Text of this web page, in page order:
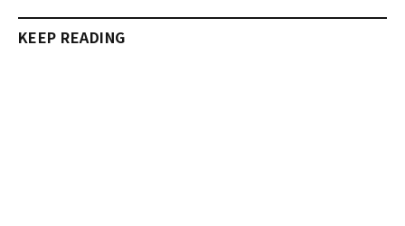
KEEP READING